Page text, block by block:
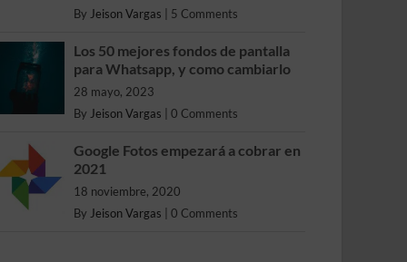
By Jeison Vargas 5 Comments
Los 50 mejores fondos de pantalla
para Whatsapp, y como cambiarlo
28 mayo, 2023
By Jeison Vargas |0 Comments
Google Fotos empezará a cobrar en
2021
18 noviembre, 2020
By Jeison Vargas |0 Comments